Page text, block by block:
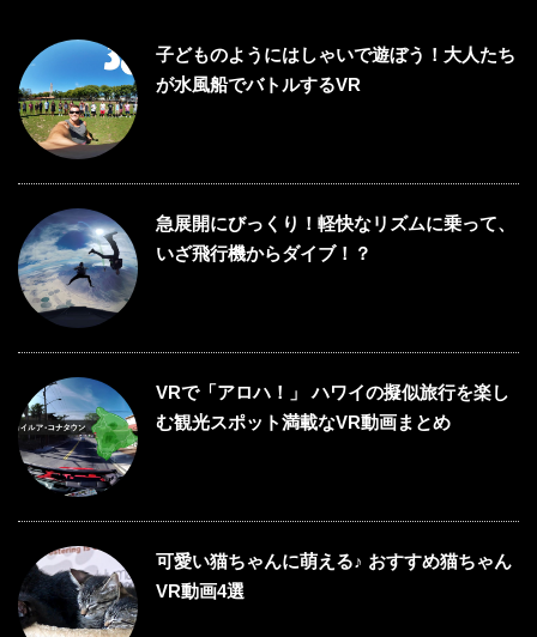
子どものようにはしゃいで遊ぼう！大人たち
が水風船でバトルするVR
急展開にびっくり！軽快なリズムに乗って、
いざ飛行機からダイブ！？
VRで「アロハ！」 ハワイの擬似旅行を楽し
む観光スポット満載なVR動画まとめ
可愛い猫ちゃんに萌える♪ おすすめ猫ちゃん
VR動画4選